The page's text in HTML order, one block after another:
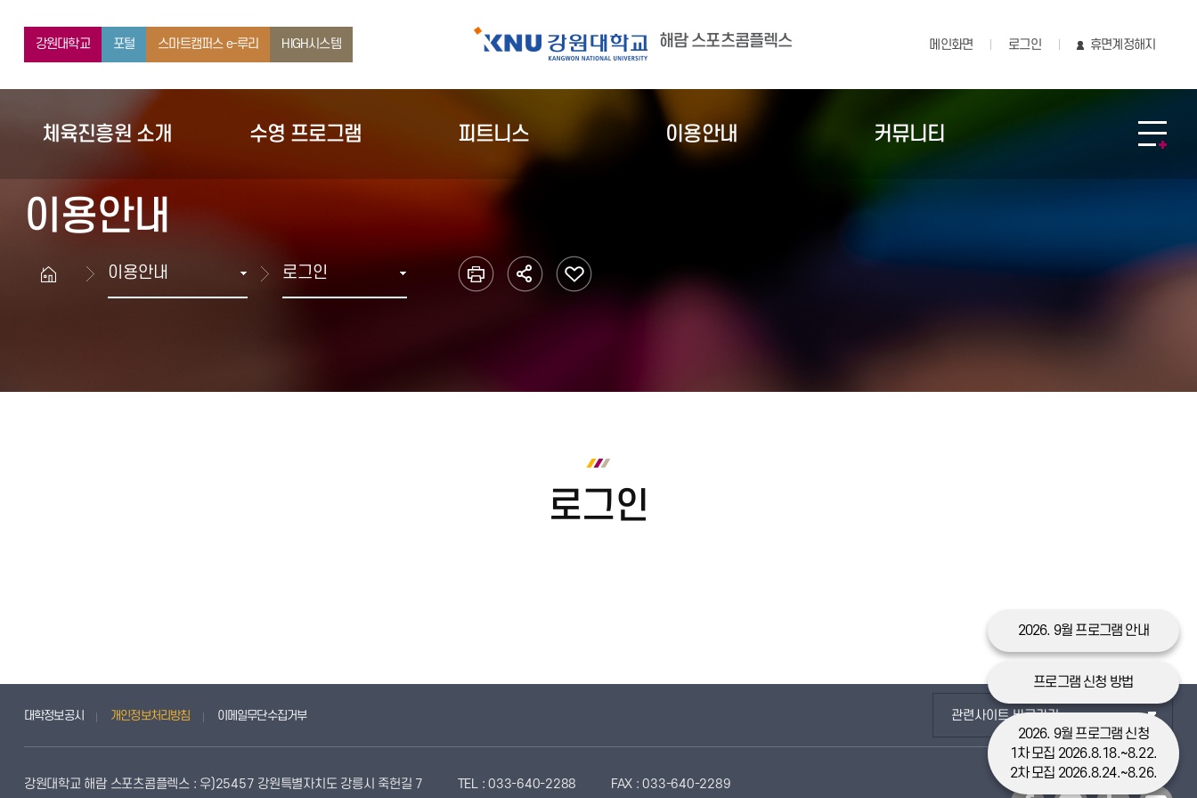
강원대학교 포털 스마트캠퍼스 e-루리 HIGH시스템 해람 스포츠콤플렉스 메인화면 로그인 휴면계정해지
체육진흥원 소개 수영 프로그램 피트니스 이용안내 커뮤니티
이용안내
이용안내 로그인
로그인
관련사이트 바로가기
대학정보공시 개인정보처리방침 이메일무단수집거부
강원대학교 해람 스포츠콤플렉스 : 우)25457 강원특별자치도 강릉시 죽헌길 7 TEL : 033-640-2288 FAX : 033-640-2289
2026. 9월 프로그램 안내
프로그램 신청 방법
2026. 9월 프로그램 신청
1차 모집 2026.8.18.~8.22.
2차 모집 2026.8.24.~8.26.